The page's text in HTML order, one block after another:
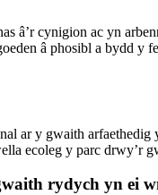
â’r cynigion ac yn
â phosibl a bydd y
ar y gwaith
ecoleg y parc drwy’r
rydych yn ei